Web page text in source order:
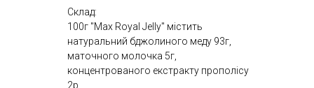
Склад:
100г "Max Royal Jelly" містить
натуральний бджолиного меду 93г,
маточного молочка 5г,
концентрованого екстракту прополісу
2р.